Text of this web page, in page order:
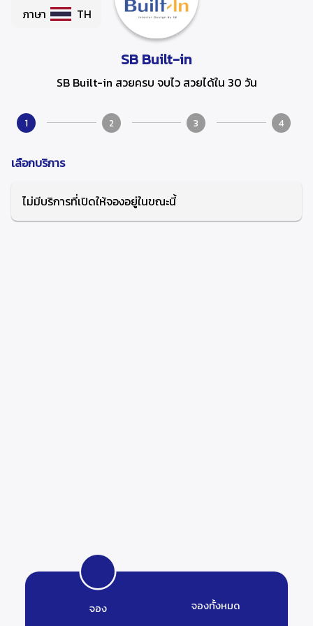
ภาษา TH
SB Built-in
SB Built-in สวยครบ จบไว สวยได้ใน 30 วัน
1 2 3 4
เลือกบริการ
ไม่มีบริการที่เปิดให้จองอยู่ในขณะนี้
จอง จองทั้งหมด